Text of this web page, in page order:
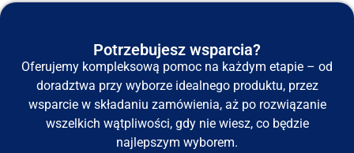
Potrzebujesz wsparcia?
Oferujemy kompleksową pomoc na każdym etapie – od
doradztwa przy wyborze idealnego produktu, przez
wsparcie w składaniu zamówienia, aż po rozwiązanie
wszelkich wątpliwości, gdy nie wiesz, co będzie
najlepszym wyborem.